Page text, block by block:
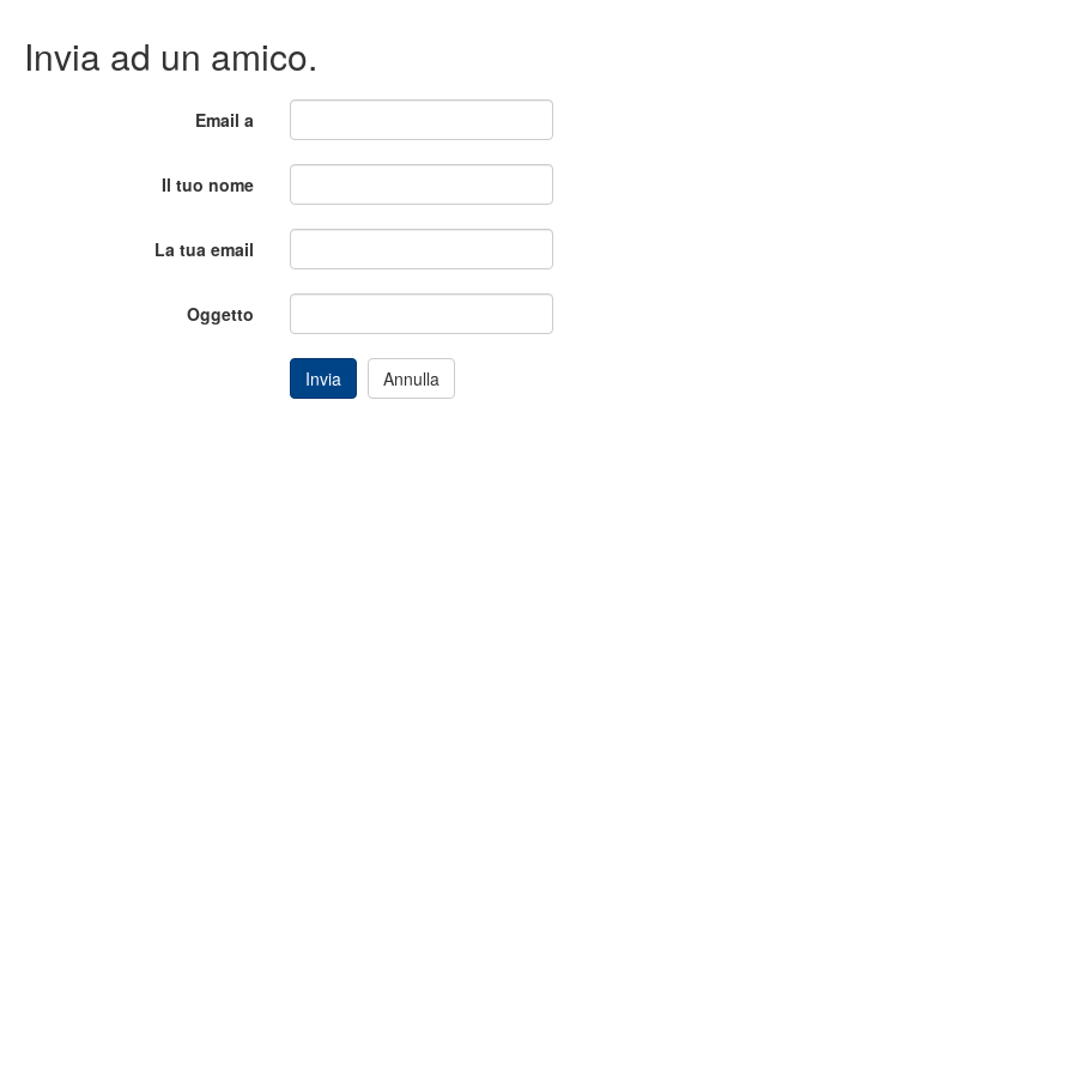
Invia ad un amico.
Email a
Il tuo nome
La tua email
Oggetto
Invia Annulla